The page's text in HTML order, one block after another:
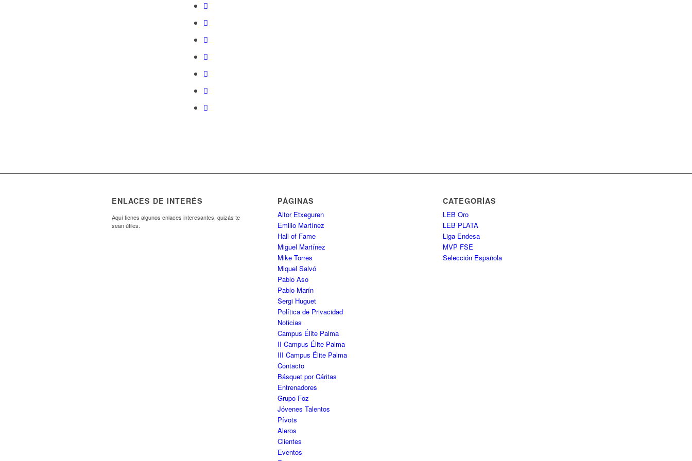
ENLACES DE INTERÉS
Aquí tienes algunos enlaces interesantes, quizás te
sean útiles.
PÁGINAS
Aitor Etxeguren
Emilio Martínez
Hall of Fame
Miguel Martínez
Mike Torres
Miquel Salvó
Pablo Aso
Pablo Marín
Sergi Huguet
Política de Privacidad
Noticias
Campus Élite Palma
II Campus Élite Palma
III Campus Élite Palma
Contacto
Básquet por Cáritas
Entrenadores
Grupo Foz
Jóvenes Talentos
Pívots
Aleros
Clientes
Eventos
CATEGORÍAS
LEB Oro
LEB PLATA
Liga Endesa
MVP FSE
Selección Española